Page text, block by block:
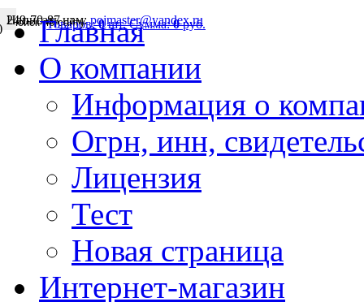
Товаров:0шт. Сумма:0руб.
249-70-87
Написать нам:pojmaster@yandex.ru
Главная
О компании
Информация о
Огрн, инн,
Лицензия
Тест
Новая страница
Интернет-магазин